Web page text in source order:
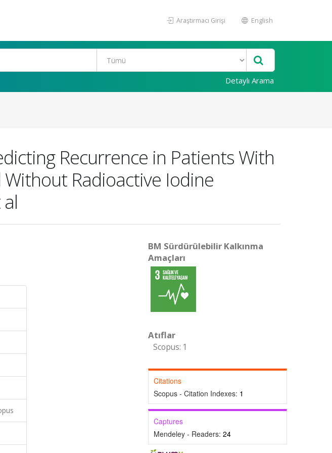
Araştırmacı Girişi English
Detaylı Arama
Recurrence in Patients With
Radioactive Iodine
BM Sürdürülebilir Kalkınma
Amaçları
Atıflar
Scopus: 1
Citations
Scopus - Citation Indexes: 1
Captures
Mendeley - Readers: 24